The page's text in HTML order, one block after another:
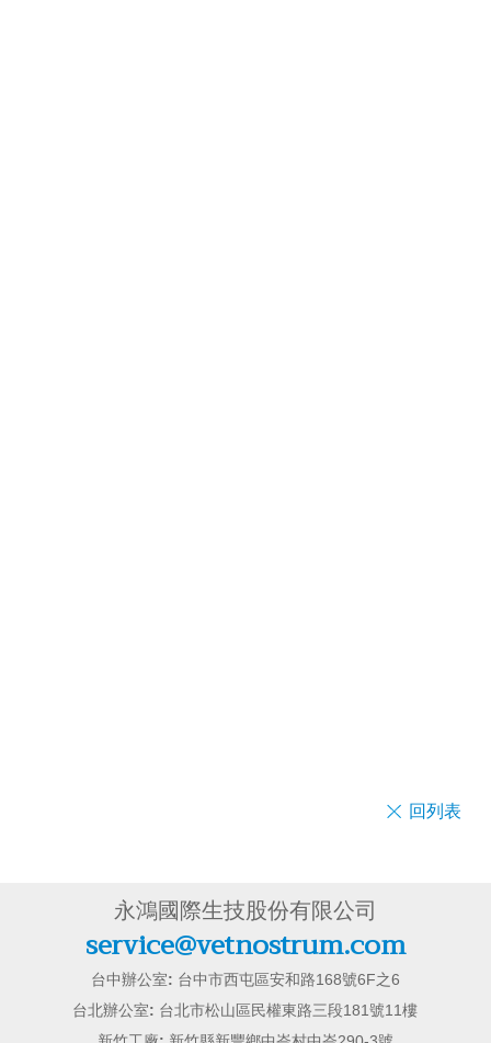
回列表
永鴻國際生技股份有限公司
service@vetnostrum.com
台中辦公室: 台中市西屯區安和路168號6F之6
台北辦公室: 台北市松山區民權東路三段181號11樓